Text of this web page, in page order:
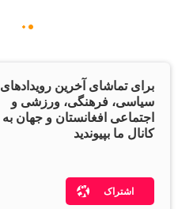
برای تماشای آخرین رویدادهای
سیاسی، فرهنگی، ورزشی و
اجتماعی افغانستان و جهان به
کانال ما بپیوندید
اشتراک